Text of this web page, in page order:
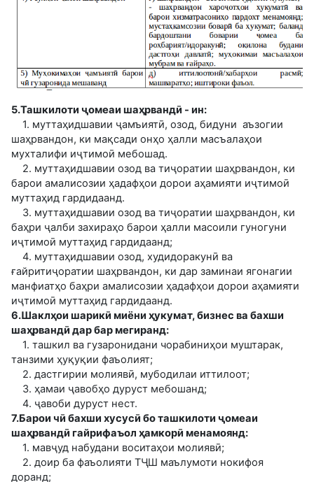
5.Ташкилоти ҷомеаи шаҳрвандӣ - ин:
1. муттаҳидшавии ҷамъиятӣ, озод, бидуни аъзогии
шаҳрвандон, ки мақсади онҳо ҳалли масъалаҳои
мухталифи иҷтимоӣ мебошад.
2. муттаҳидшавии озод ва тиҷоратии шаҳрвандон, ки
барои амалисозии ҳадафҳои дорои аҳамияти иҷтимоӣ
муттаҳид гардидаанд.
3. муттаҳидшавии озод ва тиҷоратии шаҳрвандон, ки
баҳри ҷалби захираҳо барои ҳалли масоили гуногуни
иҷтимоӣ муттаҳид гардидаанд;
4. муттаҳидшавии озод, худидоракунӣ ва
ғайритиҷоратии шаҳрвандон, ки дар заминаи ягонагии
манфиатҳо баҳри амалисозии ҳадафҳои дорои аҳамияти
иҷтимоӣ муттаҳид гардидаанд.
6.Шаклҳои шарикӣ миёни ҳукумат, бизнес ва бахши
шаҳрвандӣ дар бар мегиранд:
1. ташкил ва гузаронидани чорабиниҳои муштарак,
танзими ҳуқуқии фаъолият;
2. дастгирии молиявӣ, мубодилаи иттилоот;
3. ҳамаи ҷавобҳо дуруст мебошанд;
4. ҷавоби дуруст нест.
7.Барои чӣ бахши хусусӣ бо ташкилоти ҷомеаи
шаҳрвандӣ гайрифаъол ҳамкорӣ менамоянд:
1. мавҷуд набудани воситаҳои молиявӣ;
2. доир ба фаъолияти ТҶШ маълумоти нокифоя
доранд;